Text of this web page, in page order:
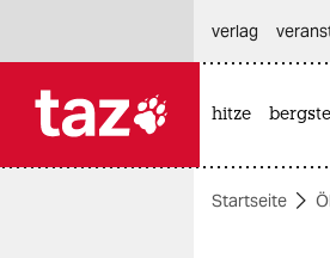
themen
verlag
hitze
Startseite